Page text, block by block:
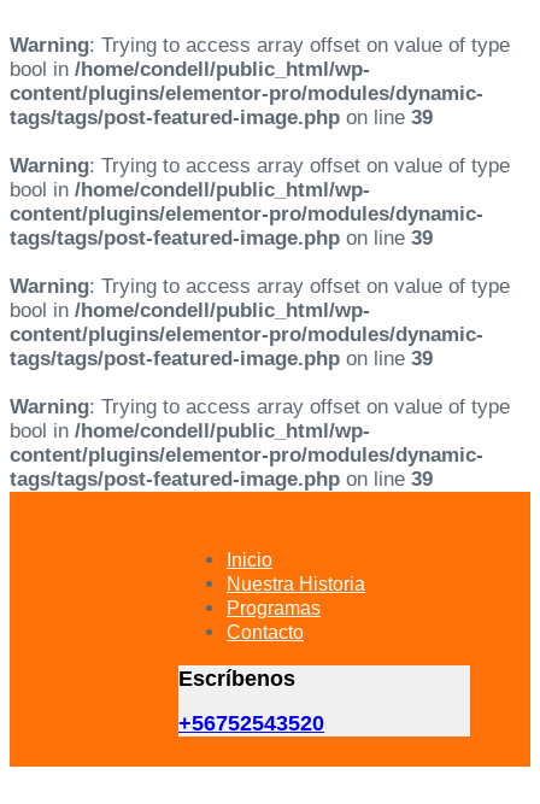
Warning: Trying to access array offset on value of type
bool in /home/condell/public_html/wp-
content/plugins/elementor-pro/modules/dynamic-
tags/tags/post-featured-image.php on line 39
Warning: Trying to access array offset on value of type
bool in /home/condell/public_html/wp-
content/plugins/elementor-pro/modules/dynamic-
tags/tags/post-featured-image.php on line 39
Warning: Trying to access array offset on value of type
bool in /home/condell/public_html/wp-
content/plugins/elementor-pro/modules/dynamic-
tags/tags/post-featured-image.php on line 39
Warning: Trying to access array offset on value of type
bool in /home/condell/public_html/wp-
content/plugins/elementor-pro/modules/dynamic-
tags/tags/post-featured-image.php on line 39
Inicio
Nuestra Historia
Programas
Contacto
Escríbenos
+56752543520